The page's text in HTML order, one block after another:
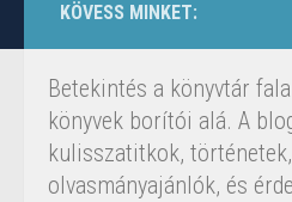
KÖVESS MINKET:
Betekintés a könyvtár
könyvek borítói alá. A
kulisszatitkok, történetek,
olvasmányajánlók, és